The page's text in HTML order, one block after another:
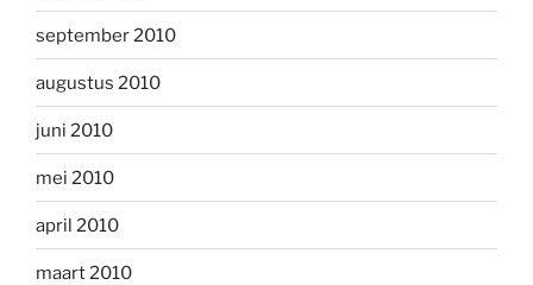
september 2010
augustus 2010
juni 2010
mei 2010
april 2010
maart 2010